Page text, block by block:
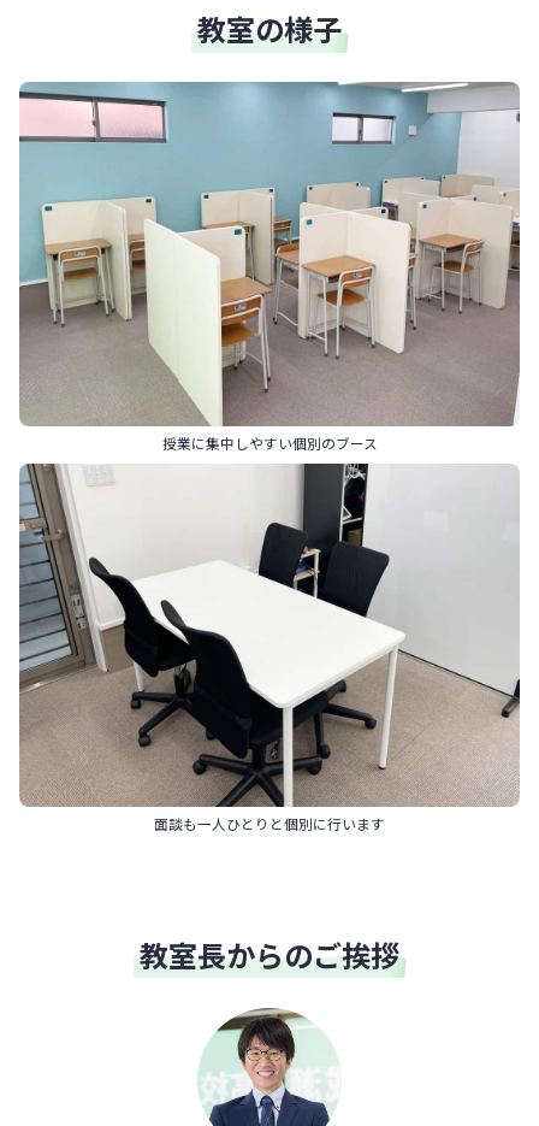
教室の様子
授業に集中しやすい個別のブース
面談も一人ひとりと個別に行います
教室長からのご挨拶